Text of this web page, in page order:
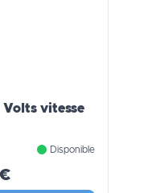
vitesse
Disponible